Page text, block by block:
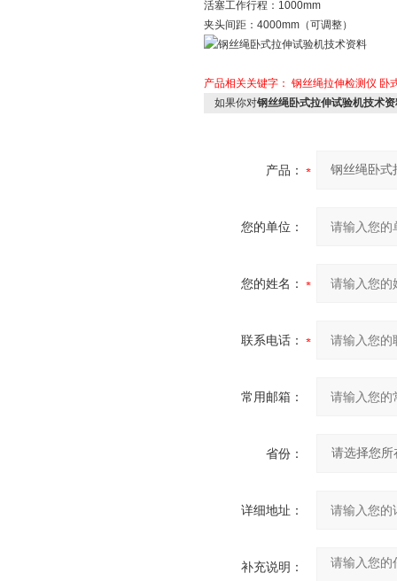
活塞工作行程：1000mm
夹头间距：4000mm（可调整）
产品相关关键字： 钢丝绳拉伸检测仪 卧
如果你对钢丝绳卧式拉伸试验机技术
产品：
您的单位：
您的姓名：
联系电话：
常用邮箱：
省份：
详细地址：
补充说明：